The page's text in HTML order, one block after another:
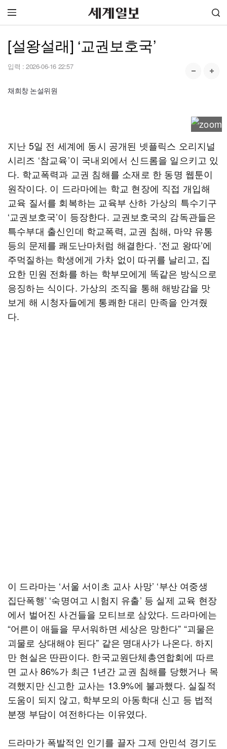
[설왕설래] ‘교권보호국’
입력 : 2026-06-16 22:57
채희창 논설위원
지난 5일 전 세계에 동시 공개된 넷플릭스 오리지널
시리즈 ‘참교육’이 국내외에서 신드롬을 일으키고 있
다. 학교폭력과 교권 침해를 소재로 한 동명 웹툰이
원작이다. 이 드라마에는 학교 현장에 직접 개입해
교육 질서를 회복하는 교육부 산하 가상의 특수기구
‘교권보호국’이 등장한다. 교권보호국의 감독관들은
특수부대 출신인데 학교폭력, 교권 침해, 마약 유통
등의 문제를 쾌도난마처럼 해결한다. ‘전교 왕따’에
주먹질하는 학생에게 가차 없이 따귀를 날리고, 집
요한 민원 전화를 하는 학부모에게 똑같은 방식으로
응징하는 식이다. 가상의 조직을 통해 해방감을 맛
보게 해 시청자들에게 통쾌한 대리 만족을 안겨줬
다.
이 드라마는 ‘서울 서이초 교사 사망’ ‘부산 여중생
집단폭행’ ‘숙명여고 시험지 유출’ 등 실제 교육 현장
에서 벌어진 사건들을 모티브로 삼았다. 드라마에는
“어른이 애들을 무서워하면 세상은 망한다” “괴물은
괴물로 상대해야 된다” 같은 명대사가 나온다. 하지
만 현실은 딴판이다. 한국교원단체총연합회에 따르
면 교사 86%가 최근 1년간 교권 침해를 당했거나 목
격했지만 신고한 교사는 13.9%에 불과했다. 실질적
도움이 되지 않고, 학부모의 아동학대 신고 등 법적
분쟁 부담이 여전하다는 이유였다.
드라마가 폭발적인 인기를 끌자 그제 안민석 경기도